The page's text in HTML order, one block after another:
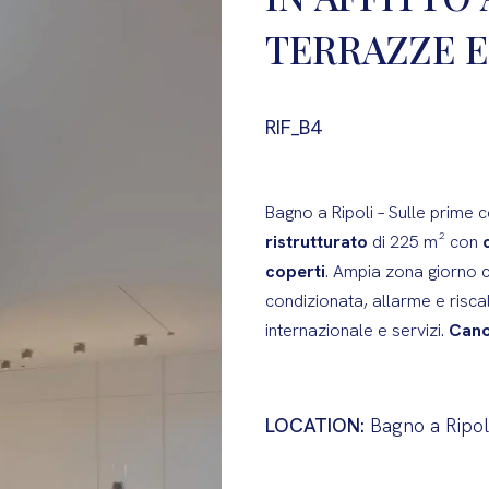
TERRAZZE
RIF_B4
Bagno a Ripoli – Sulle
ristrutturato di 225 m² con
coperti. Ampia zona giorno
condizionata, allarme e
internazionale e servizi.
LOCATION: Bagno a